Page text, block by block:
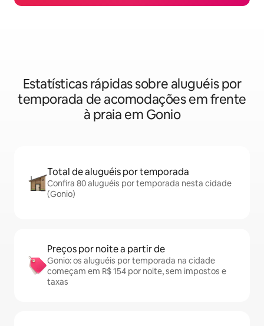
Estatísticas rápidas sobre aluguéis por
temporada de acomodações em frente
à praia em Gonio
Total de aluguéis por temporada
Confira 80 aluguéis por temporada nesta cidade
(Gonio)
Preços por noite a partir de
Gonio: os aluguéis por temporada na cidade
começam em R$ 154 por noite, sem impostos e
taxas